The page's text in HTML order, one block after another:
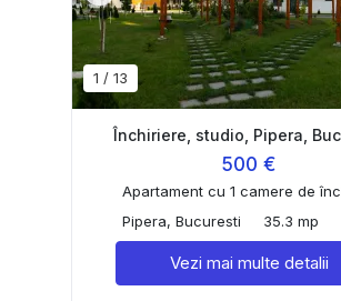
1 / 13
Închiriere, studio, Pipera,
500 €
Apartament cu 1 camere de
Pipera, Bucuresti
35.3 mp
Vezi mai multe detalii